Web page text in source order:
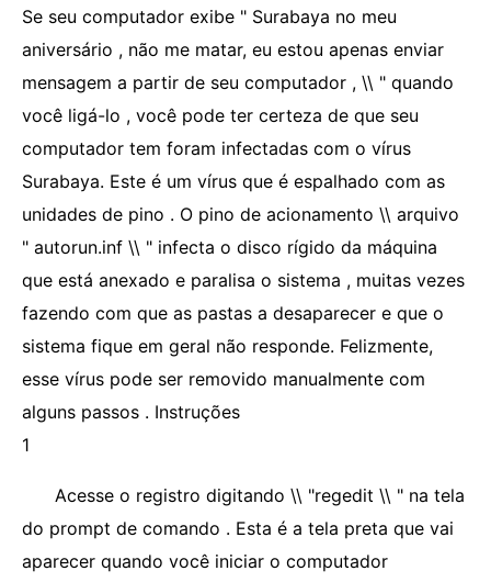
Se seu computador exibe " Surabaya no meu
aniversário , não me matar, eu estou apenas enviar
mensagem a partir de seu computador , \\ " quando
você ligá-lo , você pode ter certeza de que seu
computador tem foram infectadas com o vírus
Surabaya. Este é um vírus que é espalhado com as
unidades de pino . O pino de acionamento \\ arquivo
" autorun.inf \\ " infecta o disco rígido da máquina
que está anexado e paralisa o sistema , muitas vezes
fazendo com que as pastas a desaparecer e que o
sistema fique em geral não responde. Felizmente,
esse vírus pode ser removido manualmente com
alguns passos . Instruções
1
Acesse o registro digitando \\ "regedit \\ " na tela
do prompt de comando . Esta é a tela preta que vai
aparecer quando você iniciar o computador